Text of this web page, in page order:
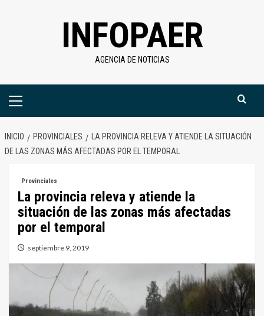
INFOPAER
AGENCIA DE NOTICIAS
Menú
INICIO PROVINCIALES
LA PROVINCIA RELEVA Y ATIENDE LA SITUACIÓN
DE LAS ZONAS MÁS AFECTADAS POR EL TEMPORAL
Provinciales
La provincia releva y atiende la
situación de las zonas más afectadas
por el temporal
septiembre 9, 2019